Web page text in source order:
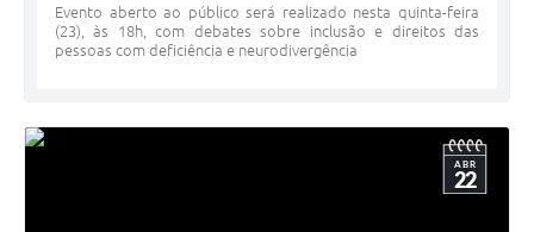
Evento aberto ao público será realizado nesta quinta-feira
(23), às 18h, com debates sobre inclusão e direitos das
pessoas com deficiência e neurodivergência
ABR
22